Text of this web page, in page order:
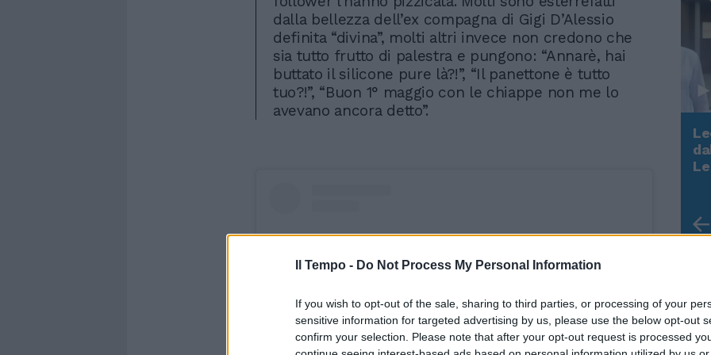
Il Tempo - Do Not Process My Personal Information
If you wish to opt-out of the sale, sharing to third parties, or processing of your
sensitive information for targeted advertising by us, please use the below opt-out
confirm your selection. Please note that after your opt-out request is processed
dalla bellezza dell’ex compagna di Gigi D’Alessio
definita “divina”, molti altri invece non credono che
sia tutto frutto di palestra e pungono: “Annarè, hai
buttato il silicone pure là?!”, “Il panettone è tutto
tuo?!”, “Buon 1° maggio con le chiappe non me lo
avevano ancora detto”.